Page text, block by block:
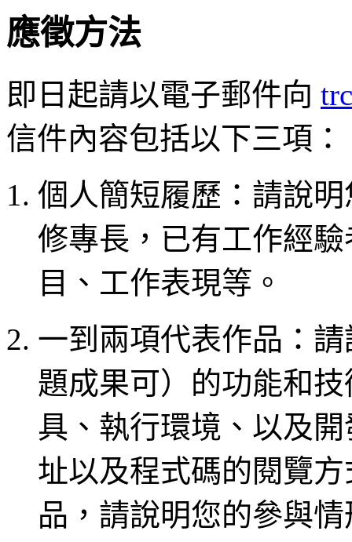
應徵方法
即日起請以電子郵件向
信件內容包括以下三項：
個人簡短履歷：請說
修專長，已有工作經
目、工作表現等。
一到兩項代表作品：
題成果可）的功能和
具、執行環境、以及
址以及程式碼的閱覽
品，請說明您的參與